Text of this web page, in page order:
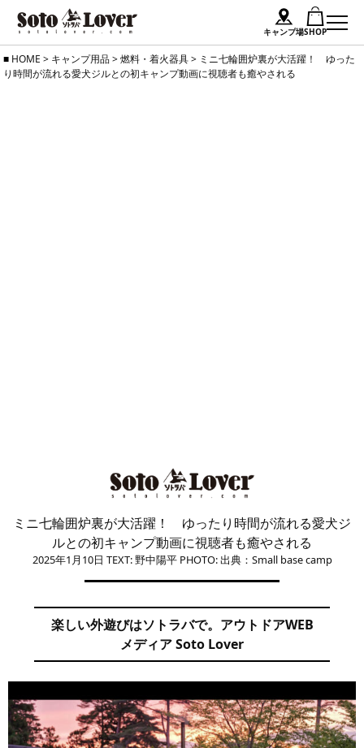
キャンプ場SHOP
Skip
to
HOME > キャンプ用品>燃料・着火器具> ミニ七輪囲炉裏が大活躍！ ゆった
り時間が流れる愛犬ジルとの初キャンプ動画に視聴者も癒やされる
ミニ七輪囲炉裏が大活躍！ ゆったり時間が流れる愛犬ジ
ルとの初キャンプ動画に視聴者も癒やされる
2025年1月10日 TEXT: 野中陽平 PHOTO: 出典：Small base camp
楽しい外遊びはソトラバで。アウトドアWEB
メディア Soto Lover